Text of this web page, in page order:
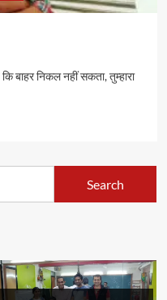
निकल नहीं सकता, तुम्हारा